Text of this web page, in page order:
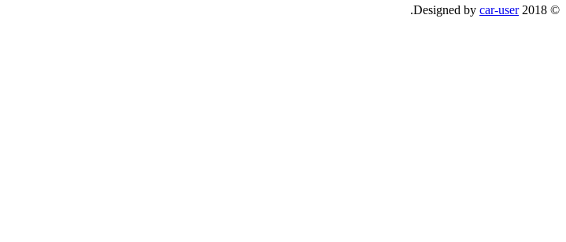
© 2018 Designed by
car-user
.